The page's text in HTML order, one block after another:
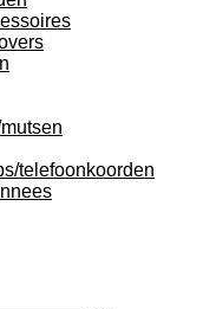
telefoonkoorden